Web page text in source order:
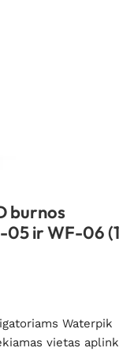
burnos
ir WF-06 (1
Waterpik
vietas aplink